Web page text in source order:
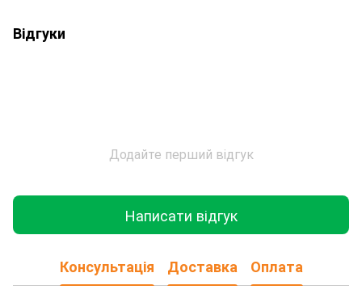
Відгуки
Додайте перший відгук
Написати відгук
Консультація Доставка Оплата